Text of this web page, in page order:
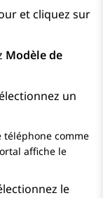
et cliquez sur
Modèle de
un
téléphone comme
affiche le
le